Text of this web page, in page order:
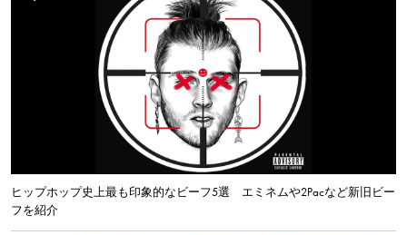
ヒップホップ史上最も印象的なビーフ5選 エミネムや2Pacなど新旧ビー
フを紹介